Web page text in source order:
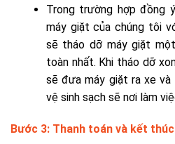
Trong trường hợp đồng
máy giặt của chúng tôi
sẽ tháo dỡ máy giặt
toàn nhất. Khi tháo dỡ
sẽ đưa máy giặt ra xe
vệ sinh sạch sẽ nơi làm
Bước 3: Thanh toán và kết